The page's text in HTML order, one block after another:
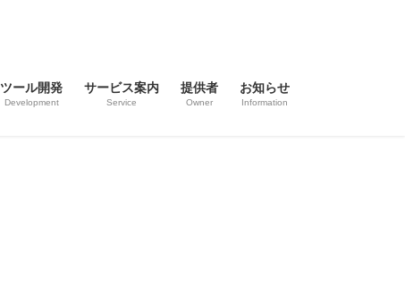
ツール開発
Development
サービス案内
Service
提供者
Owner
お知らせ
Information